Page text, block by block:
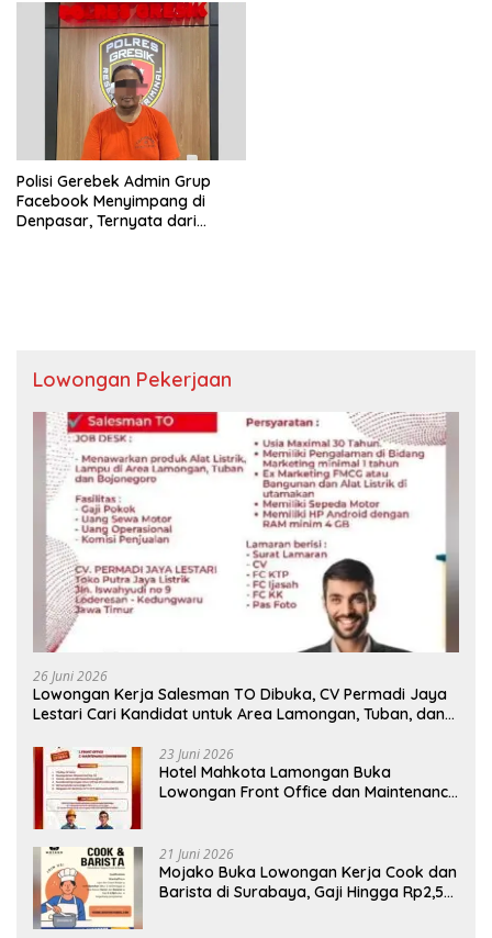
Polisi Gerebek Admin Grup
Facebook Menyimpang di
Denpasar, Ternyata dari
Lowongan Pekerjaan
26 Juni 2026
Lowongan Kerja Salesman TO Dibuka, CV Permadi Jaya
Lestari Cari Kandidat untuk Area Lamongan, Tuban, dan
23 Juni 2026
Hotel Mahkota Lamongan Buka
Lowongan Front Office dan Maintenance
21 Juni 2026
Mojako Buka Lowongan Kerja Cook dan
Barista di Surabaya, Gaji Hingga Rp2,5